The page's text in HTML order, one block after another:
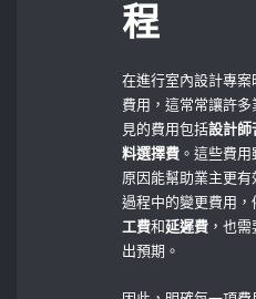
程
在進行室內設計專
費用，這常常讓許
見的費用包括設計師
料選擇費 。這些費
原因能幫助業主更
過程中的變更費用
工費和延遲費 ，也
出預期。